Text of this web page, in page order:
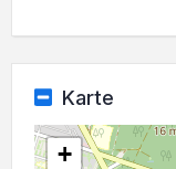
Karte
+